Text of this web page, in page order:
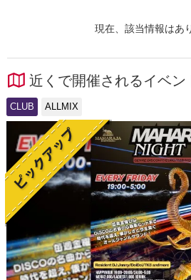
現在、該当情報はあ
近くで開催されるイベン
CLUB ALLMIX